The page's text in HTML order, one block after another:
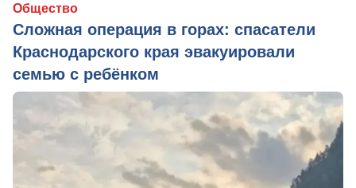
Общество
Сложная операция в горах: спасатели
Краснодарского края эвакуировали
семью с ребёнком